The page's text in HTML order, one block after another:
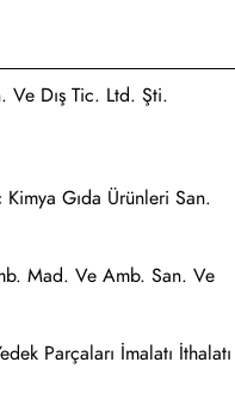
Ve Dış Tic. Ltd. Şti.
Kimya Gıda Ürünleri San.
Mad. Ve Amb. San. Ve
Parçaları İmalatı İthalatı